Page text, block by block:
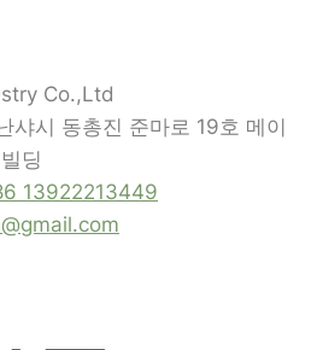
Co.,Ltd
샤시 동총진 준마로 19호 메이
딩
13922213449